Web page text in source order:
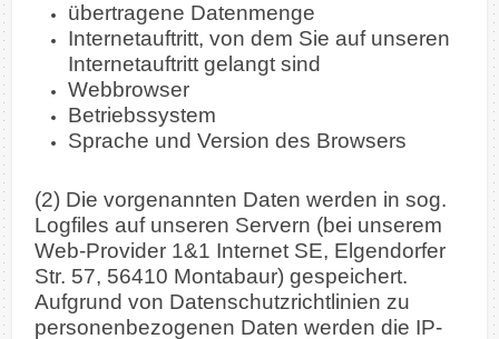
übertragene Datenmenge
Internetauftritt, von dem Sie auf unseren
Internetauftritt gelangt sind
Webbrowser
Betriebssystem
Sprache und Version des Browsers
(2) Die vorgenannten Daten werden in sog.
Logfiles auf unseren Servern (bei unserem
Web-Provider 1&1 Internet SE, Elgendorfer
Str. 57, 56410 Montabaur) gespeichert.
Aufgrund von Datenschutzrichtlinien zu
personenbezogenen Daten werden die IP-